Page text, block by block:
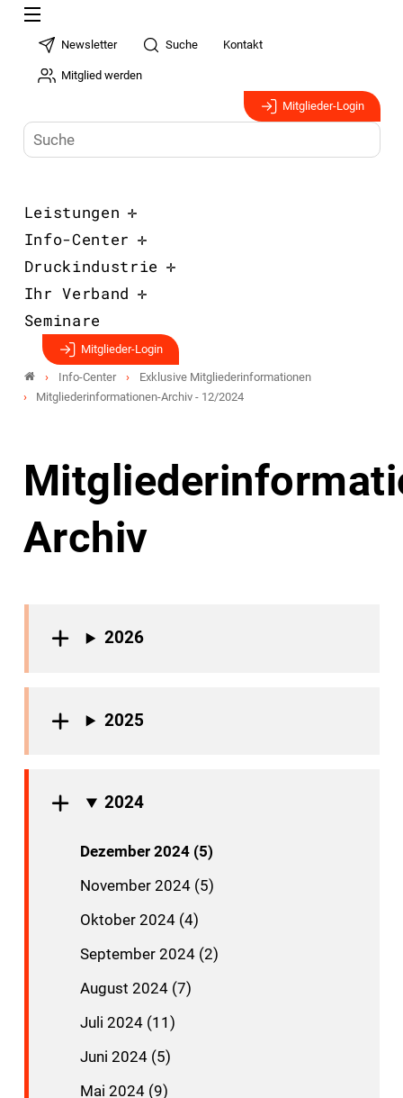
Newsletter Suche Kontakt
Mitglied werden
Mitglieder-Login
Leistungen
Info-Center
Druckindustrie
Ihr Verband
Seminare
Mitglieder-Login
Info-Center
Exklusive Mitgliederinformationen
Mitgliederinformationen-Archiv - 12/2024
Archiv
2026
2025
2024
Dezember 2024 (5)
November 2024 (5)
Oktober 2024 (4)
September 2024 (2)
August 2024 (7)
Juli 2024 (11)
Juni 2024 (5)
Mai 2024 (9)